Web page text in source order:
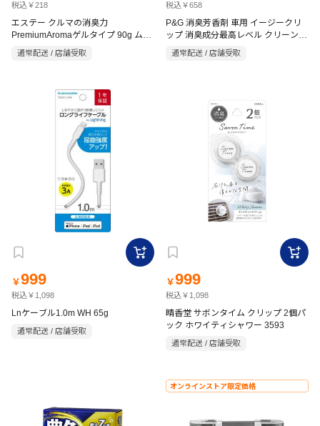
税込￥218
エステー クルマの消臭力
PremiumAromaゲルタイプ 90g ムー
ンライトシャボン
通常配送 / 店舗受取
税込￥658
P&G 消臭芳香剤 車用 イージークリ
ップ 消臭成分最高レベル クリーンフ
レッシュ 2.5ml×2
通常配送 / 店舗受取
￥999
税込￥1,098
Lnケーブル1.0m WH 65g
通常配送 / 店舗受取
￥999
税込￥1,098
晴香堂 サボンタイム クリップ 2個パ
ック ホワイティシャワー 3593
通常配送 / 店舗受取
オンラインストア限定価格